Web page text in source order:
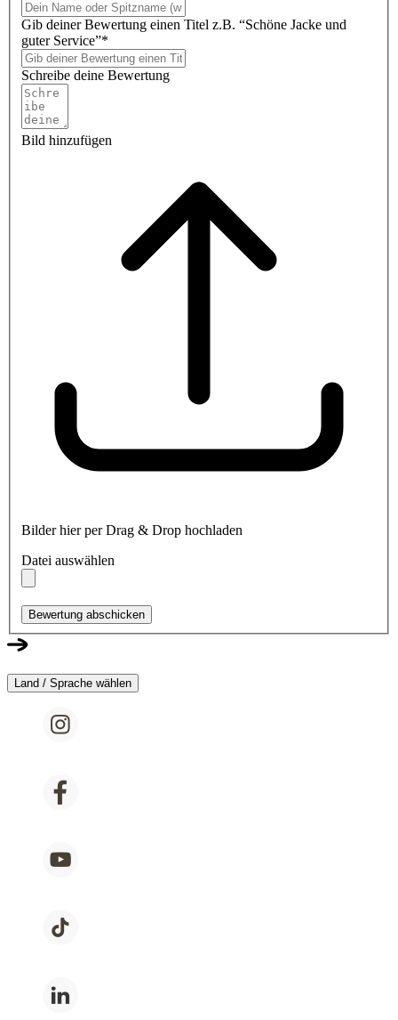
Gib deiner Bewertung einen Titel z.B. “Schöne Jacke und
guter Service”*
Schreibe deine Bewertung
Bild hinzufügen
Bilder hier per Drag & Drop hochladen
Datei auswählen
Bewertung abschicken
Land / Sprache wählen